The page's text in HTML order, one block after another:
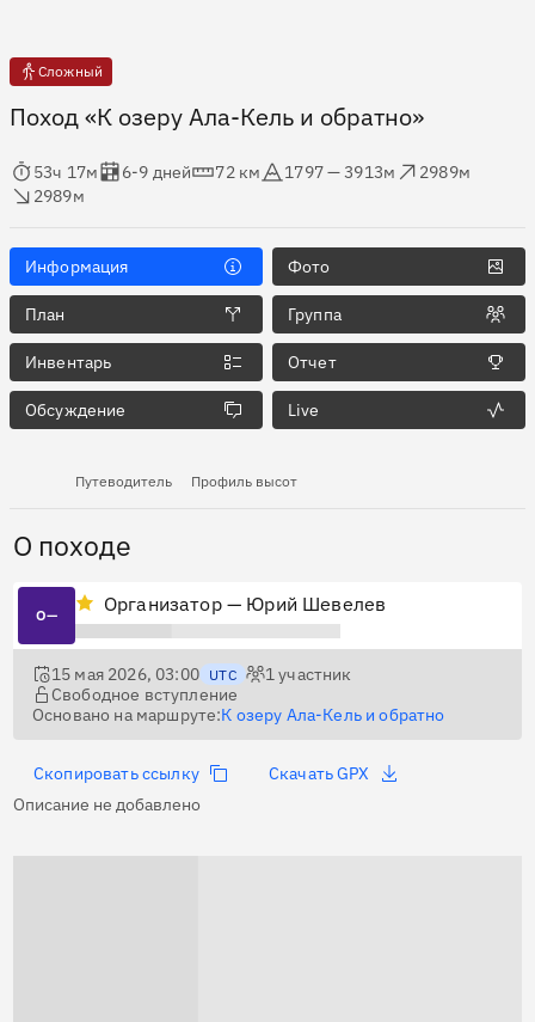
Сложный
Поход «К озеру Ала-Кель и обратно»
в пути
53ч 17м
Оценка в днях
6-9 дней
Дистанция
72 км
Абсолютная высота
1797 — 3913м
Набор высоты
2989м
2989м
Информация Фото
План Группа
Инвентарь Отчет
Обсуждение Live
Путеводитель Профиль высот
О походе
О— Организатор — Юрий Шевелев
15 мая 2026, 03:00 UTC 1участник
Свободное вступление
Основано на маршруте:К озеру Ала-Кель и обратно
Скопировать ссылку
Скачать GPX
Описание не добавлено